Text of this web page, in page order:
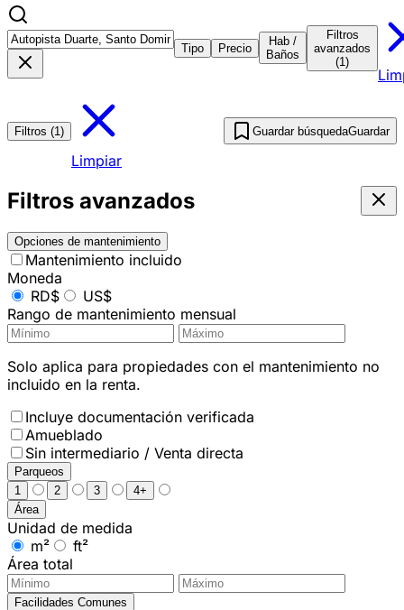
Tipo Precio
Hab /
Baños
Filtros
avanzados
(1)
Filtros (1)
Limpiar
Guardar búsquedaGuardar
Filtros avanzados
Opciones de mantenimiento
Mantenimiento incluido
Moneda
RD$
US$
Rango de mantenimiento mensual
Solo aplica para propiedades con el mantenimiento no
incluido en la renta.
Incluye documentación verificada
Amueblado
Sin intermediario / Venta directa
Parqueos
1
2 3
4+
Área
Unidad de medida
m²
ft²
Área total
Facilidades Comunes